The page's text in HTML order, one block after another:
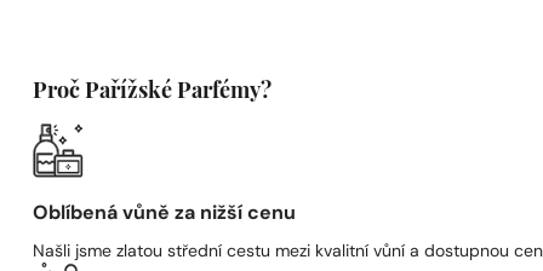
Proč Pařížské Parfémy?
Oblíbená vůně za nižší cenu
Našli jsme zlatou střední cestu mezi kvalitní vůní a dostupnou